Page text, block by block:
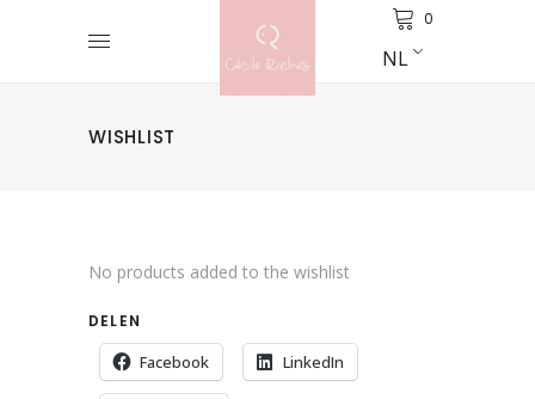
0
NL
WISHLIST
No products added to the wishlist
DELEN
Facebook LinkedIn